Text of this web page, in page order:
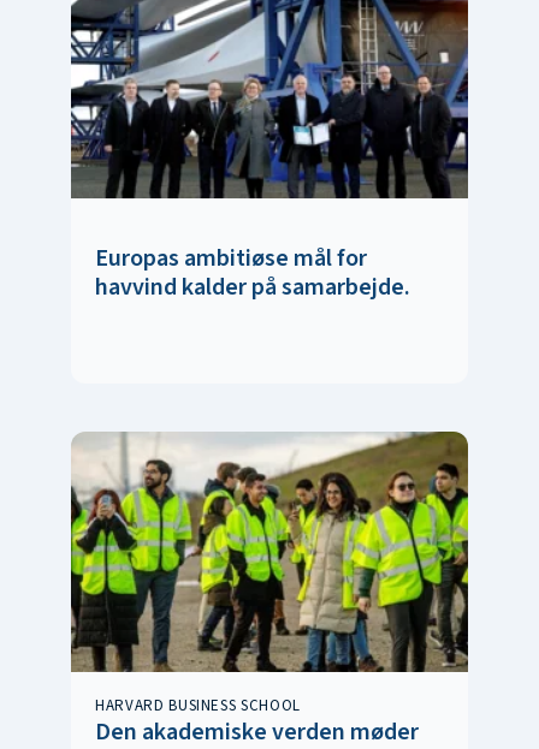
Europas ambitiøse mål for
havvind kalder på samarbejde.
HARVARD BUSINESS SCHOOL
Den akademiske verden møder